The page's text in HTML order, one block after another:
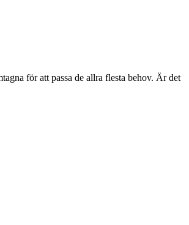
för att passa de allra flesta behov. Är det